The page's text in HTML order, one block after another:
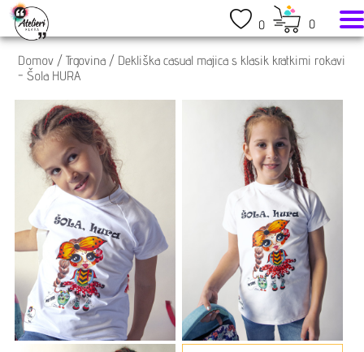
0 0
Domov / Trgovina / Dekliška casual majica s klasik kratkimi rokavi
- Šola HURA